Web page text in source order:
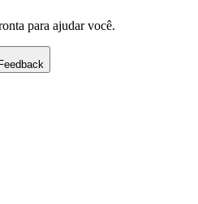
para ajudar você.